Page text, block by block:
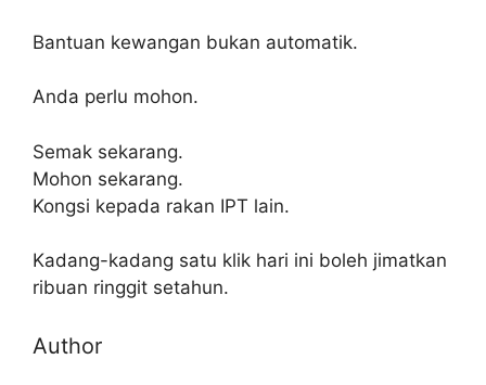
Bantuan kewangan bukan automatik.
Anda perlu mohon.
Semak sekarang.
Mohon sekarang.
Kongsi kepada rakan IPT lain.
Kadang-kadang satu klik hari ini boleh jimatkan
ribuan ringgit setahun.
Author